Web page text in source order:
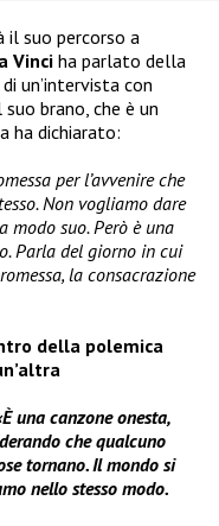
il suo percorso a
Vinci ha parlato della
un’intervista con
brano, che è un
ha dichiarato:
per l’avvenire che
Non vogliamo dare
modo suo. Però è una
Parla del giorno in cui
la consacrazione
della polemica
una canzone onesta,
che qualcuno
tornano. Il mondo si
nello stesso modo.